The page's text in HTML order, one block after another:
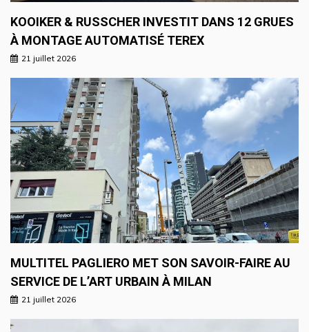
KOOIKER & RUSSCHER INVESTIT DANS 12 GRUES
À MONTAGE AUTOMATISÉ TEREX
21 juillet 2026
MULTITEL PAGLIERO MET SON SAVOIR-FAIRE AU
SERVICE DE L’ART URBAIN À MILAN
21 juillet 2026